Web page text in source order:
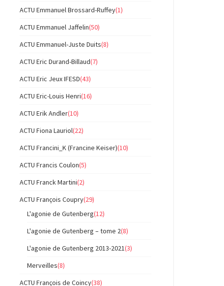
ACTU Emmanuel Brossard-Ruffey(1)
ACTU Emmanuel Jaffelin(50)
ACTU Emmanuel-Juste Duits(8)
ACTU Eric Durand-Billaud(7)
ACTU Eric Jeux IFESD(43)
ACTU Eric-Louis Henri(16)
ACTU Erik Andler(10)
ACTU Fiona Lauriol(22)
ACTU Francini_K (Francine Keiser)(10)
ACTU Francis Coulon(5)
ACTU Franck Martini(2)
ACTU François Coupry(29)
L'agonie de Gutenberg(12)
L'agonie de Gutenberg – tome 2(8)
L'agonie de Gutenberg 2013-2021(3)
Merveilles(8)
ACTU François de Coincy(38)